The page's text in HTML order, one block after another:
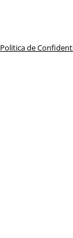
Politica de